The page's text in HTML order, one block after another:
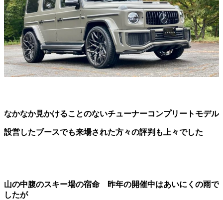
なかなか見かけることのないチューナーコンプリートモデル
設営したブースでも来場された方々の評判も上々でした
山の中腹のスキー場の宿命 昨年の開催中はあいにくの雨で
したが